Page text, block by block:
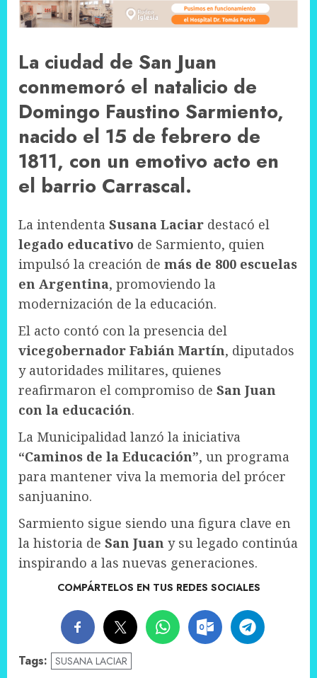
La ciudad de San Juan
conmemoró el natalicio de
Domingo Faustino Sarmiento,
nacido el 15 de febrero de
1811, con un emotivo acto en
el barrio Carrascal.
La intendenta Susana Laciar destacó el
legado educativo de Sarmiento, quien
impulsó la creación de más de 800 escuelas
en Argentina, promoviendo la
modernización de la educación.
El acto contó con la presencia del
vicegobernador Fabián Martín, diputados
y autoridades militares, quienes
reafirmaron el compromiso de San Juan
con la educación.
La Municipalidad lanzó la iniciativa
“Caminos de la Educación”, un programa
para mantener viva la memoria del prócer
sanjuanino.
Sarmiento sigue siendo una figura clave en
la historia de San Juan y su legado continúa
inspirando a las nuevas generaciones.
COMPÁRTELOS EN TUS REDES SOCIALES
Tags: SUSANA LACIAR